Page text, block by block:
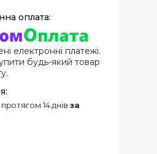
електронні платежі.
будь-який товар
14 днів за